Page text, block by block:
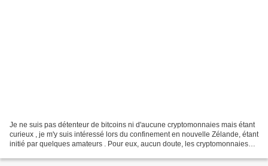
Je ne suis pas détenteur de bitcoins ni d'aucune cryptomonnaies mais étant
curieux , je m'y suis intéressé lors du confinement en nouvelle Zélande, étant
initié par quelques amateurs . Pour eux, aucun doute, les cryptomonnaies